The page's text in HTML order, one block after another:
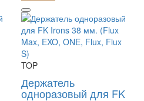
TOP
Держатель
одноразовый для FK